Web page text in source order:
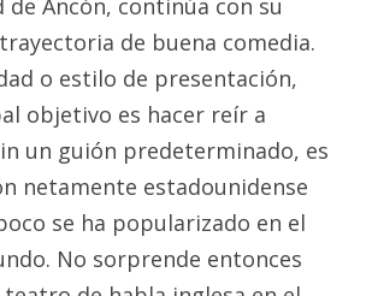
de Ancón, continúa con su
de buena comedia.
o estilo de presentación,
objetivo es hacer reír a
un guión predeterminado, es
netamente estadounidense
se ha popularizado en el
No sorprende entonces